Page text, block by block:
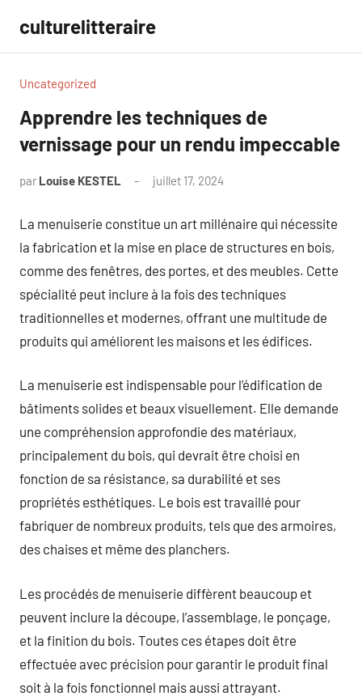
contenu
culturelitteraire
Uncategorized
Apprendre les techniques de
vernissage pour un rendu impeccable
par Louise KESTEL juillet 17, 2024
La menuiserie constitue un art millénaire qui nécessite
la fabrication et la mise en place de structures en bois,
comme des fenêtres, des portes, et des meubles. Cette
spécialité peut inclure à la fois des techniques
traditionnelles et modernes, offrant une multitude de
produits qui améliorent les maisons et les édifices.
La menuiserie est indispensable pour l’édification de
bâtiments solides et beaux visuellement. Elle demande
une compréhension approfondie des matériaux,
principalement du bois, qui devrait être choisi en
fonction de sa résistance, sa durabilité et ses
propriétés esthétiques. Le bois est travaillé pour
fabriquer de nombreux produits, tels que des armoires,
des chaises et même des planchers.
Les procédés de menuiserie diffèrent beaucoup et
peuvent inclure la découpe, l’assemblage, le ponçage,
et la finition du bois. Toutes ces étapes doit être
effectuée avec précision pour garantir le produit final
soit à la fois fonctionnel mais aussi attrayant.